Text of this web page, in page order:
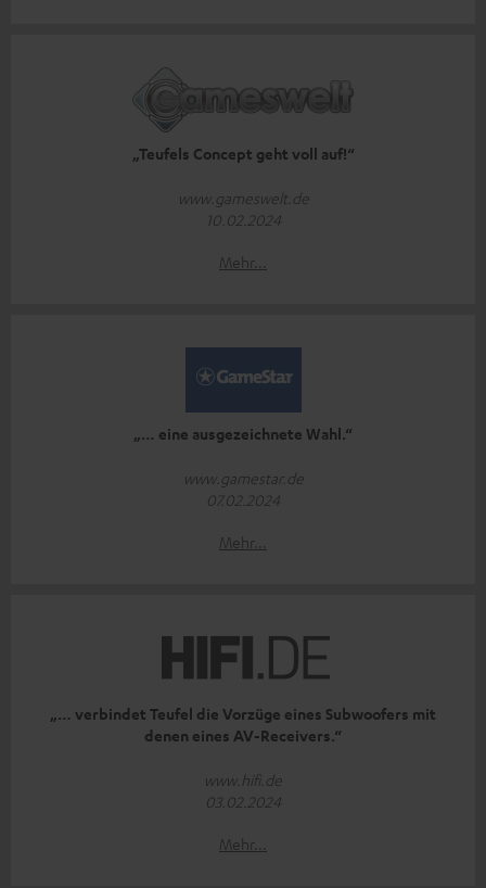
„Teufels Concept geht voll auf!“
www.gameswelt.de
10.02.2024
Mehr...
„… eine ausgezeichnete Wahl.“
www.gamestar.de
07.02.2024
Mehr...
„… verbindet Teufel die Vorzüge eines Subwoofers mit
denen eines AV-Receivers.“
www.hifi.de
03.02.2024
Mehr...